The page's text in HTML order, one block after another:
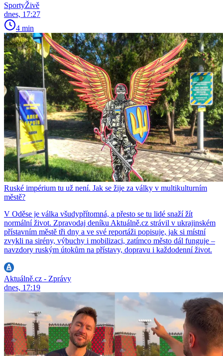
SportyŽivě
dnes, 17:27
4 min
Ruské impérium tu už není. Jak se žije za války v multikulturním
městě?
V Oděse je válka všudypřítomná, a přesto se tu lidé snaží žít
normální život. Zpravodaj deníku Aktuálně.cz strávil v ukrajinském
přístavním městě tři dny a ve své reportáži popisuje, jak si místní
zvykli na sirény, výbuchy i mobilizaci, zatímco město dál funguje –
navzdory ruským útokům na přístavy, dopravu i každodenní život.
Aktuálně.cz - Zprávy
dnes, 17:19